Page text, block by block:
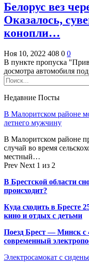
Белорус вез
Оказалось,
конопли…
Ноя 10, 2022 408 0 0
В пункте пропуска
досмотра автомобиля
Недавние Посты
В Малоритском районе
летнего мужчину
В Малоритском районе
случай во время
местный…
Prev Next 1 из 2
В Брестской области
происходит?
Куда сходить в Бресте
кино и отдых с детьми
Поезд Брест — Минск с
современный
Электросамокат с